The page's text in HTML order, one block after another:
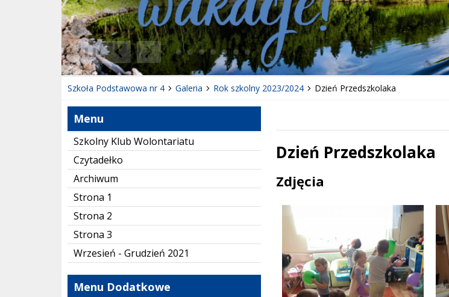
Poprzedni Element
Następny Element
❚❚
Szkoła Podstawowa nr 4 Galeria Rok szkolny 2023/2024 Dzień Przedszkolaka
Menu
Szkolny Klub Wolontariatu
Czytadełko
Archiwum
Strona 1
Strona 2
Strona 3
Wrzesień - Grudzień 2021
Menu Dodatkowe
Dzień Przedszkolaka
Treść
Zdjęcia